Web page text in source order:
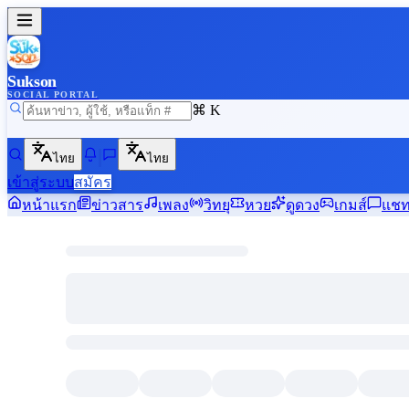
Sukson
SOCIAL PORTAL
⌘ K
ไทย ไทย
เข้าสู่ระบบสมัคร
หน้าแรก
ข่าวสาร เพลง วิทยุ หวย ดูดวง เกมส์ แช